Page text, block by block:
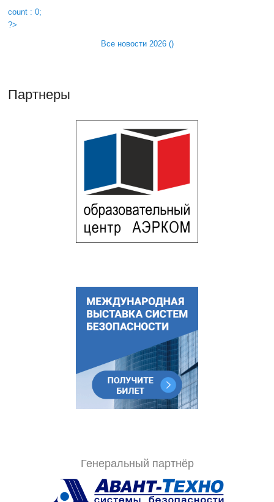
count : 0;
?>
Все новости 2026 ()
Партнеры
Генеральный партнёр